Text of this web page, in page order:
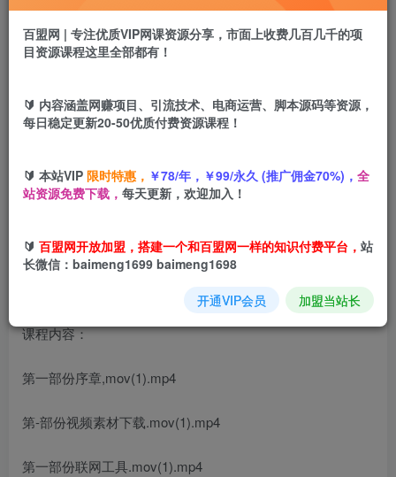
盟币9.9
立即购买
油管(youtube)挣钱全攻略：从开通广告收益到国内收款的实
课程内容：
第一部份序章,mov(1).mp4
第-部份视频素材下载.mov(1).mp4
第一部份联网工具.mov(1).mp4
百盟网 | 专注优质VIP网课资源分享，市面上收费几百几千的项
目资源课程这里全部都有！
🔰 内容涵盖网赚项目、引流技术、电商运营、脚本源码等资源，
每日稳定更新20-50优质付费资源课程！
🔰 本站VIP 限时特惠， ￥78/年，￥99/永久 (推广佣金70%)， 全
站资源免费下载， 每天更新，欢迎加入！
🔰 百盟网开放加盟，搭建一个和百盟网一样的知识付费平台， 站
长微信：baimeng1699 baimeng1698
开通VIP会员 加盟当站长